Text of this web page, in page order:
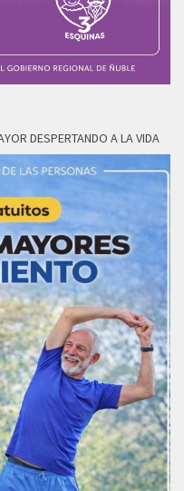
DESPERTANDO A LA VIDA